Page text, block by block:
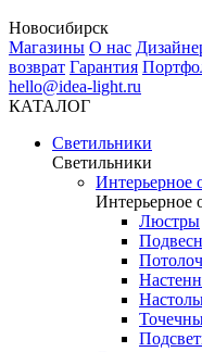
Новосибирск
Магазины О нас
возврат Гарантия
hello@idea-light.ru
КАТАЛОГ
Светильники
Светильники
Интерьерное
Интерьерное
Люстры